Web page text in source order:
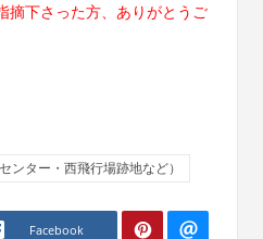
摘下さった方、ありがとうご
ンター・西飛行場跡地など）
Facebook